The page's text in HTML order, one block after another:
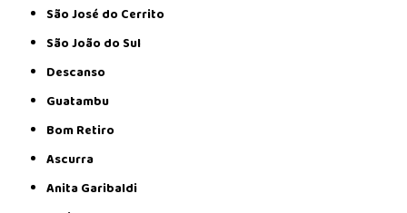
São José do Cerrito
São João do Sul
Descanso
Guatambu
Bom Retiro
Ascurra
Anita Garibaldi